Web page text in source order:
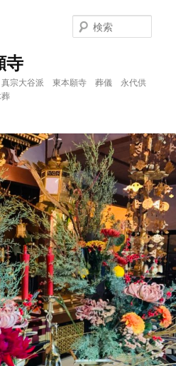
寺
宗大谷派 東本願寺 葬儀 永代供
索